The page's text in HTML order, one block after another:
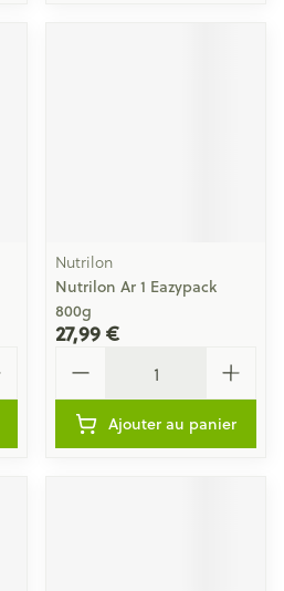
Nutrilon
Nutrilon Ar 1 Eazypack
800g
27,99 €
Ajouter au panier